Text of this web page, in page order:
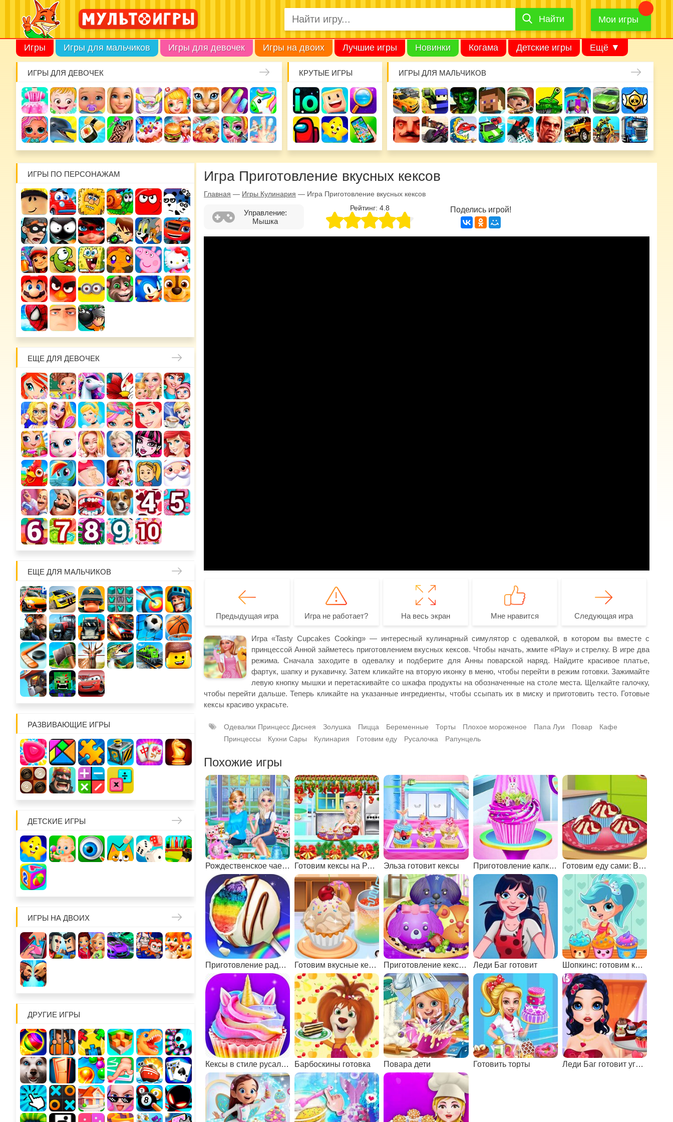
Найти
Найти Мои игры
Игры Игры для мальчиков Игры для девочек Игры на двоих Лучшие игры Новинки Когама Детские игры Ещё ▼
ИГРЫ ДЛЯ ДЕВОЧЕК КРУТЫЕ ИГРЫ ИГРЫ ДЛЯ МАЛЬЧИКОВ
ИГРЫ ПО ПЕРСОНАЖАМ
ЕЩЕ ДЛЯ ДЕВОЧЕК
ЕЩЕ ДЛЯ МАЛЬЧИКОВ
РАЗВИВАЮЩИЕ ИГРЫ
ДЕТСКИЕ ИГРЫ
ИГРЫ НА ДВОИХ
ДРУГИЕ ИГРЫ
Игра Приготовление вкусных кексов
Главная — Игры Кулинария — Игра Приготовление вкусных кексов
Управление:
Мышка
Рейтинг: 4.8 Поделись игрой!
Предыдущая игра Игра не работает? На весь экран Мне нравится Следующая игра
Игра «Tasty Cupcakes Cooking» — интересный кулинарный симулятор с одевалкой, в котором вы вместе с
принцессой Анной займетесь приготовлением вкусных кексов. Чтобы начать, жмите «Play» и стрелку. В игре два
режима. Сначала заходите в одевалку и подберите для Анны поварской наряд. Найдите красивое платье,
фартук, шапку и рукавичку. Затем кликайте на вторую иконку в меню, чтобы перейти в режим готовки. Зажимайте
левую кнопку мышки и перетаскивайте со шкафа продукты на обозначенные на столе места. Щелкайте галочку,
чтобы перейти дальше. Теперь кликайте на указанные ингредиенты, чтобы ссыпать их в миску и приготовить тесто. Готовые
кексы красиво украсьте.
Одевалки Принцесс Диснея Золушка Пицца Беременные Торты Плохое мороженое Папа Луи Повар
Кафе
Принцессы
Кухни Сары Кулинария Готовим еду Русалочка Рапунцель
Похожие игры
Рождественское чаепитие принцесс Готовим кексы на Рождество Эльза готовит кексы Приготовление капкейка Готовим еду сами: Вишнёвый десерт
Приготовление радужных десертов Готовим вкусные кексы Приготовление кексов-собачек Леди Баг готовит Шопкинс: готовим кексы
Кексы в стиле русалки и единорога Барбоскины готовка Повара дети Готовить торты Леди Баг готовит угощение